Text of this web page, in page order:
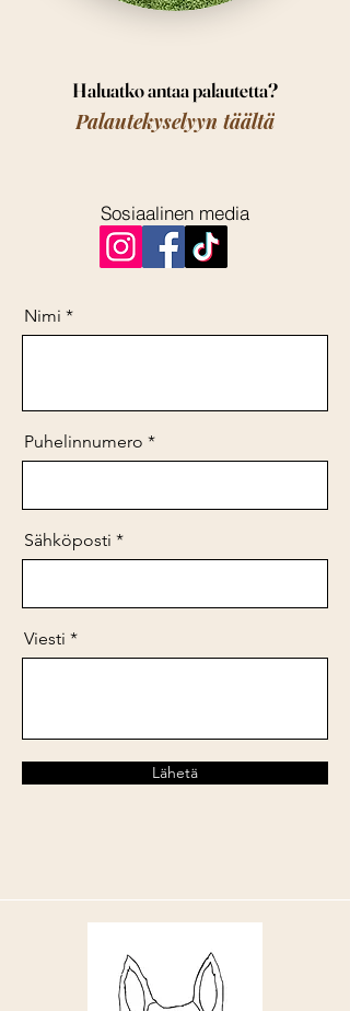
Palautekyselyyn täältä
Haluatko antaa palautetta?
Sosiaalinen media
Nimi
Puhelinnumero
Sähköposti
Viesti
Lähetä